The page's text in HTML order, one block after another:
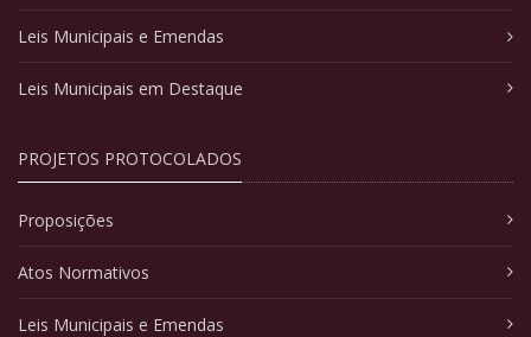
Leis Municipais e Emendas
Leis Municipais em Destaque
PROJETOS PROTOCOLADOS
Proposições
Atos Normativos
Leis Municipais e Emendas